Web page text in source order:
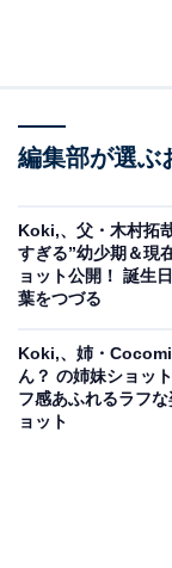
編集部が選ぶ
Koki,、父・木村拓
すぎる”幼少期＆現
ョット公開！ 誕生
葉をつづる
Koki,、姉・
ん？ の姉妹ショッ
フ感あふれるラフ
ョット